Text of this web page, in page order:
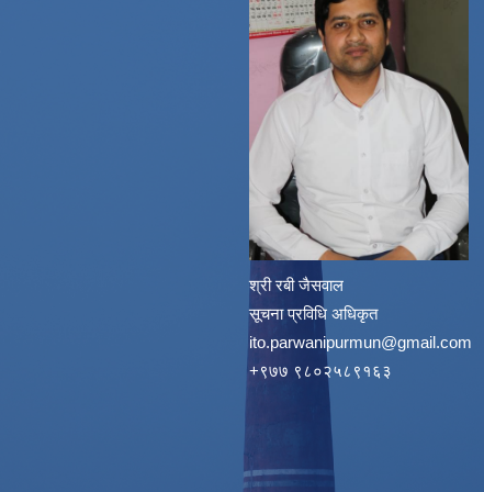
श्री रबी जैसवाल
सूचना प्रविधि अधिकृत
ito.parwanipurmun@gmail.com
‌+९७७ ९८०२५८९१६३